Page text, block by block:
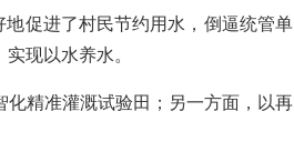
促进了村民节约用水，倒逼统管单
现以水养水。
精准灌溉试验田；另一方面，以再